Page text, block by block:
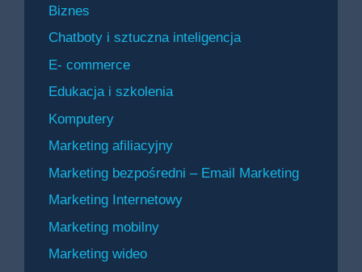
Biznes
Chatboty i sztuczna inteligencja
E- commerce
Edukacja i szkolenia
Komputery
Marketing afiliacyjny
Marketing bezpośredni – Email Marketing
Marketing Internetowy
Marketing mobilny
Marketing wideo